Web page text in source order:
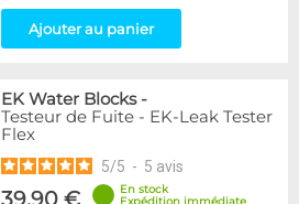
Ajouter au panier
EK Water Blocks-
Testeur de Fuite - EK-Leak Tester
Flex
5/5 - 5 avis
En stock
Expédition immédiate